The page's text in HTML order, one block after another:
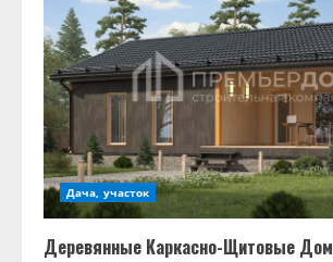
Дача, участок
Деревянные Каркасно-Щитовые